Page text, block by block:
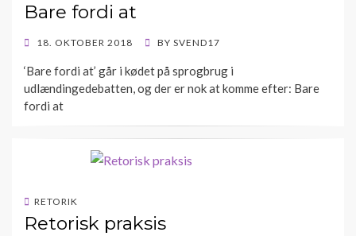
Bare fordi at
POSTED
18. OKTOBER 2018 BY SVEND17
‘Bare fordi at’ går i kødet på sprogbrug i
udlændingedebatten, og der er nok at komme efter: Bare
fordi at
RETORIK
Retorisk praksis